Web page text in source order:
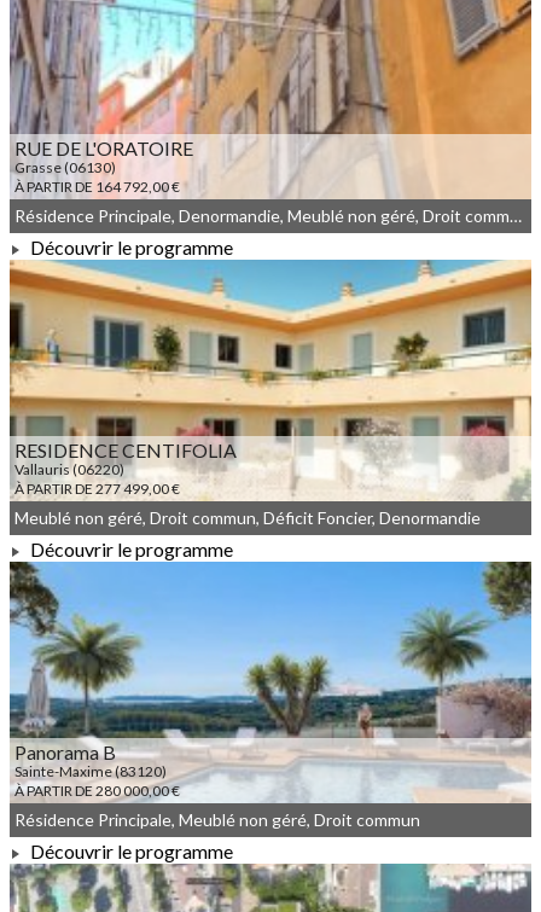
À PARTIR DE 147 253,00 €
RUE DE L'ORATOIRE
Grasse (06130)
À PARTIR DE 164 792,00 €
À PARTIR DE 164 792,00 €
Résidence Principale, Denormandie, Meublé non géré, Droit commun, Déficit Foncier
Découvrir le programme
RESIDENCE CENTIFOLIA
Vallauris (06220)
À PARTIR DE 277 499,00 €
À PARTIR DE 277 499,00 €
Meublé non géré, Droit commun, Déficit Foncier, Denormandie
Découvrir le programme
Panorama B
Sainte-Maxime (83120)
À PARTIR DE 280 000,00 €
Résidence Principale, Meublé non géré, Droit commun
Découvrir le programme